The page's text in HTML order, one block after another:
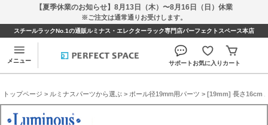
【夏季休業のお知らせ】8月13日（木）〜8月16日（日）休業
※ご注文は通常通りお受けします。
スチールラックNo.1の通販ルミナス・エレクターラック専門店パーフェクトスペース本店
メニュー サポートお気に入り カート
トップページ > ルミナスパーツから選ぶ > ポール径19mm用パーツ > [19mm] 長さ16cm